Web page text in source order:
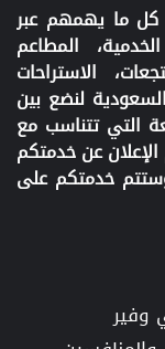
كل ما يهمهم عبر
المطاعم
الاستراحات
لنضع بين
التي تتناسب مع
عن خدمتكم
خدمتكم على
وفير